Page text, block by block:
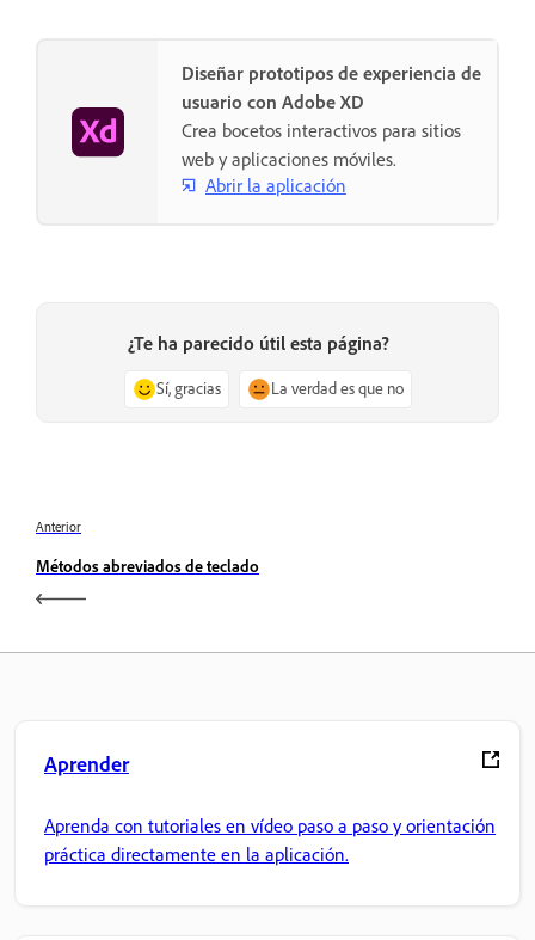
Diseñar prototipos de experiencia de
usuario con Adobe XD
Crea bocetos interactivos para sitios
web y aplicaciones móviles.
Abrir la aplicación
¿Te ha parecido útil esta página?
Sí, gracias La verdad es que no
Anterior
Métodos abreviados de teclado
Aprender
Aprenda con tutoriales en vídeo paso a paso y orientación
práctica directamente en la aplicación.